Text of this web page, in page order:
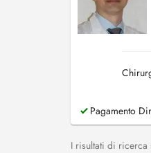
Pagamento
I risultati di